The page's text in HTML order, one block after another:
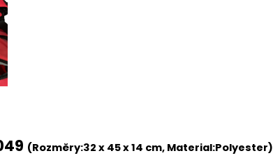
(Rozměry:32 x 45 x 14 cm, Material:Polyester)